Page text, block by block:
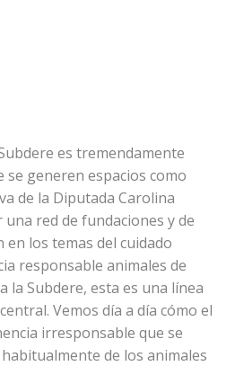
es tremendamente
generen espacios como
de la Diputada Carolina
red de fundaciones y de
los temas del cuidado
responsable animales de
la Subdere, esta es una línea
Vemos día a día cómo el
irresponsable que se
de los animales